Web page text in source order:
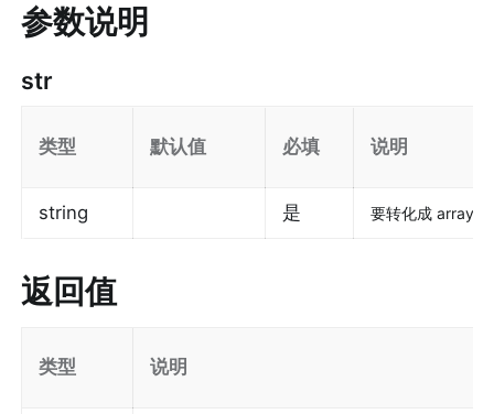
参数说明
str
类型 默认值 必填 说明
string 是 要转化成
返回值
类型 说明